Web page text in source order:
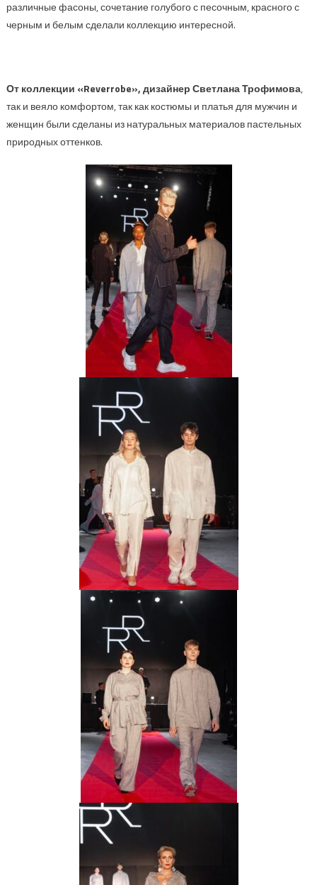
различные фасоны, сочетаниеголубого с песочным, красного с
черным и белым сделали коллекцию интересной.
От коллекции «Reverrobe»,дизайнерСветлана Трофимова,
так и веяло комфортом, так как костюмы и платья для мужчин и
женщин были сделаны из натуральных материалов пастельных
природных оттенков.